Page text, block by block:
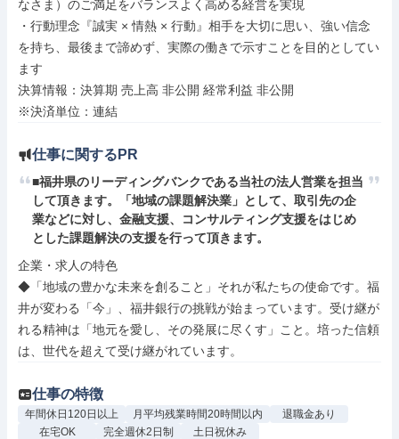
なさま）のご満足をバランスよく高める経営を実現
・行動理念『誠実 × 情熱 × 行動』相手を大切に思い、強い信念
を持ち、最後まで諦めず、実際の働きで示すことを目的としてい
ます
決算情報：決算期 売上高 非公開 経常利益 非公開
※決済単位：連結
仕事に関するPR
■福井県のリーディングバンクである当社の法人営業を担当
して頂きます。「地域の課題解決業」として、取引先の企
業などに対し、金融支援、コンサルティング支援をはじめ
とした課題解決の支援を行って頂きます。
企業・求人の特色
◆「地域の豊かな未来を創ること」それが私たちの使命です。福
井が変わる「今」、福井銀行の挑戦が始まっています。受け継が
れる精神は「地元を愛し、その発展に尽くす」こと。培った信頼
は、世代を超えて受け継がれています。
仕事の特徴
年間休日120日以上 月平均残業時間20時間以内
退職金あり
在宅OK
完全週休2日制 土日祝休み